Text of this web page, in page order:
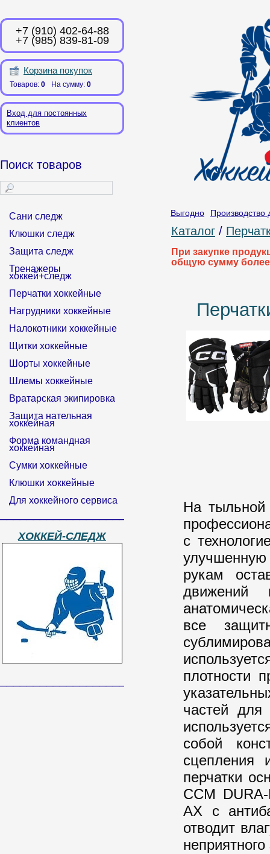
+7 (910) 402-64-88
+7 (985) 839-81-09
Корзина покупок
Товаров: 0 На сумму: 0
Вход для постоянных
клиентов
Выгодно Производство
Поиск товаров
Сани следж
Клюшки следж
Защита следж
Тренажеры
хоккей+следж
Перчатки хоккейные
Нагрудники хоккейные
Налокотники хоккейные
Щитки хоккейные
Шорты хоккейные
Шлемы хоккейные
Вратарская экипировка
Защита нательная
хоккейная
Форма командная
хоккейная
Сумки хоккейные
Клюшки хоккейные
Для хоккейного сервиса
______________________________
ХОККЕЙ-СЛЕДЖ
______________________________
Каталог /
При закупке
общую сумму более
На тыльной
с
улучшенную
рукам
движений
все
плотности
частей
собой
сцепления
перчатки
CCM
AX с
отводит